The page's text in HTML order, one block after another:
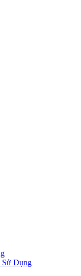
Sử Dụng